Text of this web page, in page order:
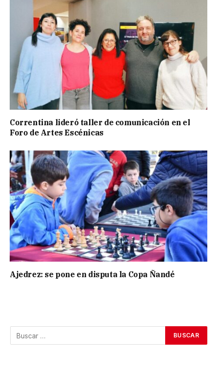
Correntina lideró taller de comunicación en el
Foro de Artes Escénicas
Ajedrez: se pone en disputa la Copa Ñandé